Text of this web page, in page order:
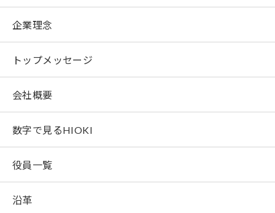
企業理念
トップメッセージ
会社概要
数字で見るHIOKI
役員一覧
沿革